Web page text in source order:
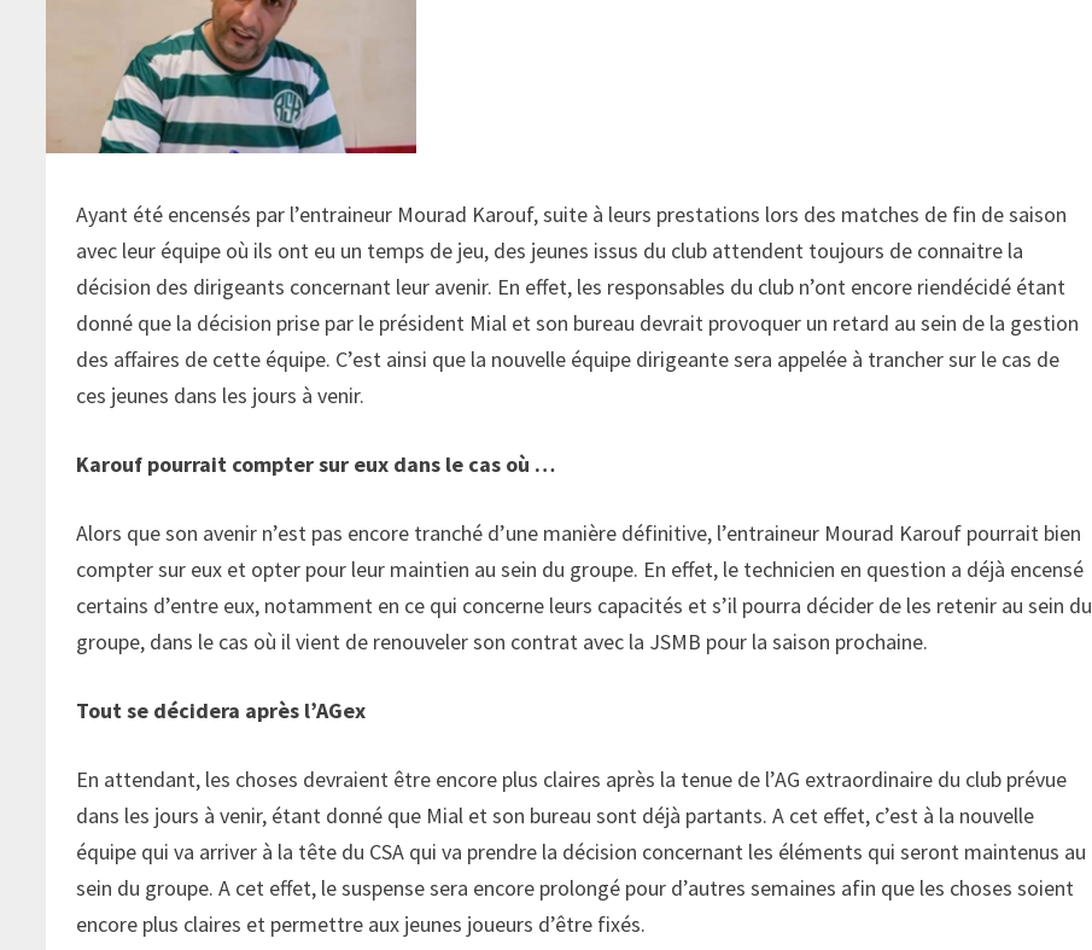
Ayant été encensés par l’entraineur Mourad Karouf, suite à leurs prestations lors des matches de fin de saison
avec leur équipe où ils ont eu un temps de jeu, des jeunes issus du club attendent toujours de connaitre la
décision des dirigeants concernant leur avenir. En effet, les responsables du club n’ont encore riendécidé étant
donné que la décision prise par le président Mial et son bureau devrait provoquer un retard au sein de la gestion
des affaires de cette équipe. C’est ainsi que la nouvelle équipe dirigeante sera appelée à trancher sur le cas de
ces jeunes dans les jours à venir.
Karouf pourrait compter sur eux dans le cas où …
Alors que son avenir n’est pas encore tranché d’une manière définitive, l’entraineur Mourad Karouf pourrait bien
compter sur eux et opter pour leur maintien au sein du groupe. En effet, le technicien en question a déjà encensé
certains d’entre eux, notamment en ce qui concerne leurs capacités et s’il pourra décider de les retenir au sein du
groupe, dans le cas où il vient de renouveler son contrat avec la JSMB pour la saison prochaine.
Tout se décidera après l’AGex
En attendant, les choses devraient être encore plus claires après la tenue de l’AG extraordinaire du club prévue
dans les jours à venir, étant donné que Mial et son bureau sont déjà partants. A cet effet, c’est à la nouvelle
équipe qui va arriver à la tête du CSA qui va prendre la décision concernant les éléments qui seront maintenus au
sein du groupe. A cet effet, le suspense sera encore prolongé pour d’autres semaines afin que les choses soient
encore plus claires et permettre aux jeunes joueurs d’être fixés.